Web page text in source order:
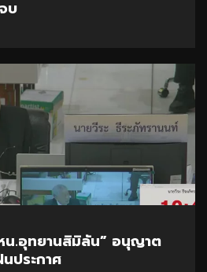
บ
น.อุทยานสิมิลัน” อนุญาต
ประกาศ